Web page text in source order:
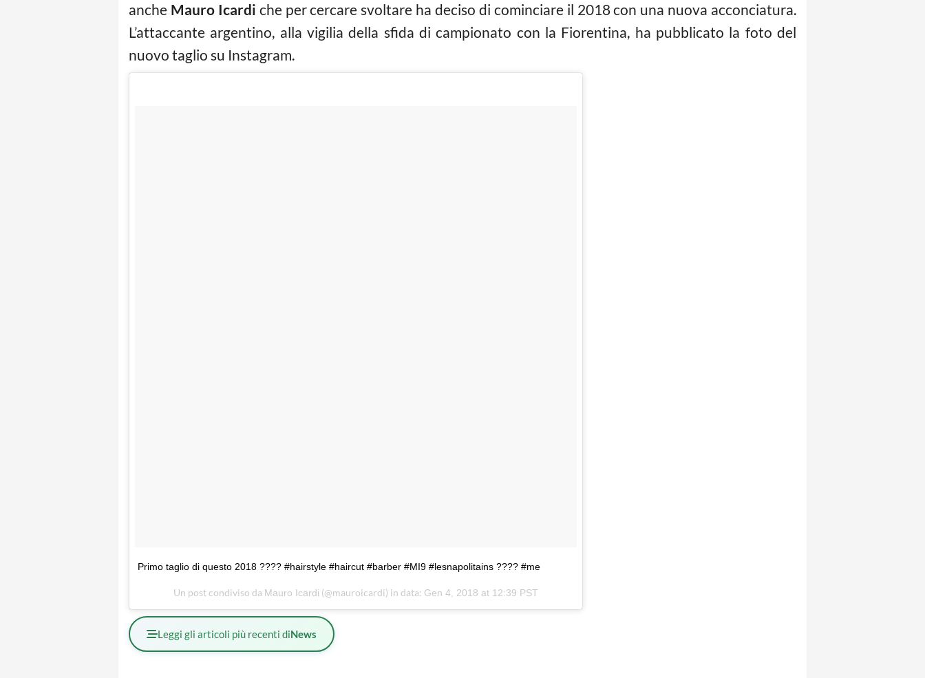
anche Mauro Icardi che per cercare svoltare ha deciso di cominciare il 2018 con una nuova acconciatura.
L’attaccante argentino, alla vigilia della sfida di campionato con la Fiorentina, ha pubblicato la foto del
nuovo taglio su Instagram.
Primo taglio di questo 2018 ???? #hairstyle #haircut #barber #MI9 #lesnapolitains ???? #me
Un post condiviso da Mauro Icardi (@mauroicardi) in data: Gen 4, 2018 at 12:39 PST
Leggi gli articoli più recenti diNews